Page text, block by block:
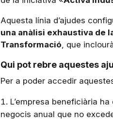
Aquesta línia d’ajudes
una anàlisi exhaustiva de
Transformació, que
Qui pot rebre aquestes
Per a poder accedir
L’empresa beneficiària ha
negocis anual que no